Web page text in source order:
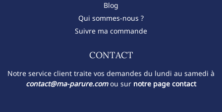
Blog
Qui sommes-nous ?
Suivre ma commande
CONTACT​
Notre service client traite vos demandes du lundi au samedi à
contact@ma-parure.comou sur notre page contact